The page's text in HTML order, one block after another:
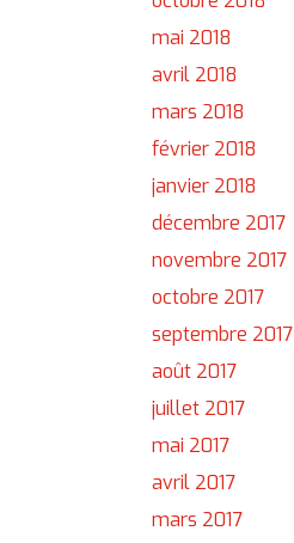
mai 2018
avril 2018
mars 2018
février 2018
janvier 2018
décembre 2017
novembre 2017
octobre 2017
septembre 2017
août 2017
juillet 2017
mai 2017
avril 2017
mars 2017